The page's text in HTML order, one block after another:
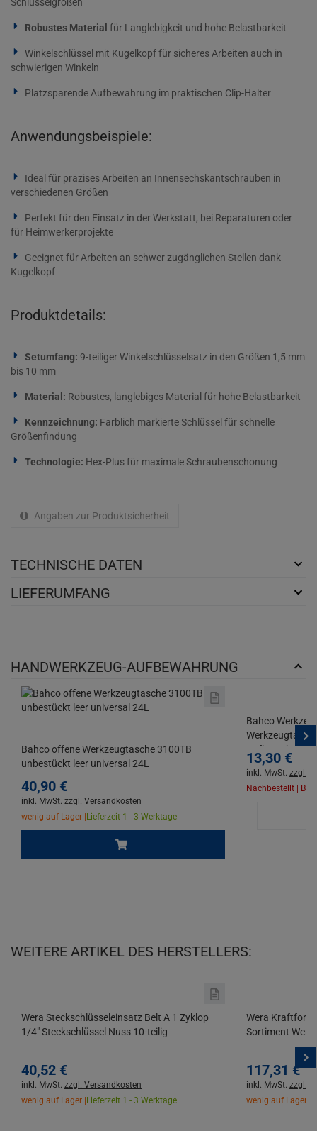
Robustes Material für Langlebigkeit und hohe Belastbarkeit
Winkelschlüssel mit Kugelkopf für sicheres Arbeiten auch in
schwierigen Winkeln
Platzsparende Aufbewahrung im praktischen Clip-Halter
Anwendungsbeispiele:
Ideal für präzises Arbeiten an Innensechskantschrauben in
verschiedenen Größen
Perfekt für den Einsatz in der Werkstatt, bei Reparaturen oder
für Heimwerkerprojekte
Geeignet für Arbeiten an schwer zugänglichen Stellen dank
Kugelkopf
Produktdetails:
Setumfang: 9-teiliger Winkelschlüsselsatz in den Größen 1,5 mm
bis 10 mm
Material: Robustes, langlebiges Material für hohe Belastbarkeit
Kennzeichnung: Farblich markierte Schlüssel für schnelle
Größenfindung
Technologie: Hex-Plus für maximale Schraubenschonung
Angaben zur Produktsicherheit
TECHNISCHE DATEN
LIEFERUMFANG
HANDWERKZEUG-AUFBEWAHRUNG
Bahco offene Werkzeugtasche 3100TB
unbestückt leer universal 24L
40,90 €
inkl. MwSt. zzgl. Versandkosten
wenig auf Lager | Lieferzeit 1 - 3 Werktage
Bahco
13,30 €
inkl. MwSt. zzgl.
Nachbestellt |
WEITERE ARTIKEL DES HERSTELLERS:
Wera Steckschlüsseleinsatz Belt A 1 Zyklop
1/4" Steckschlüssel Nuss 10-teilig
40,52 €
inkl. MwSt. zzgl. Versandkosten
wenig auf Lager | Lieferzeit 1 - 3 Werktage
Wera Kraftform
Sortiment
117,31 €
inkl. MwSt. zzgl.
wenig auf Lager |